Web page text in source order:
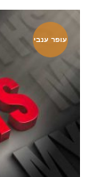
עופר ענבי